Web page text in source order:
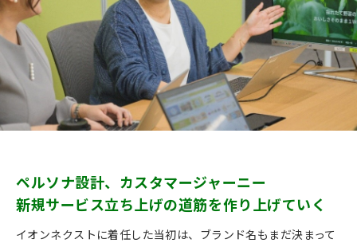
ペルソナ設計、カスタマージャーニー
新規サービス立ち上げの道筋を作り上げていく
イオンネクストに着任した当初は、ブランド名もまだ決まって